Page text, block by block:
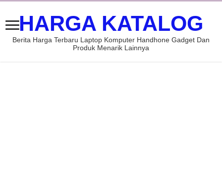
HARGA KATALOG
Berita Harga Terbaru Laptop Komputer Handhone Gadget Dan
Produk Menarik Lainnya